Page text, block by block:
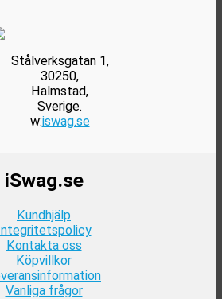
Stålverksgatan 1,
30250,
Halmstad,
Sverige.
w:iswag.se
iSwag.se
Kundhjälp
Kontakta oss
Köpvillkor
Vanliga frågor